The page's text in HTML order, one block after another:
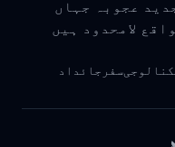
عجوبہ جہاں
لامحدود ہیں
سفر جائداد